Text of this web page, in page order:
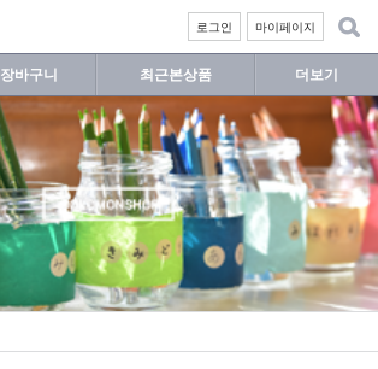
마이페이지
로그인
장바구니 최근본상품 더보기